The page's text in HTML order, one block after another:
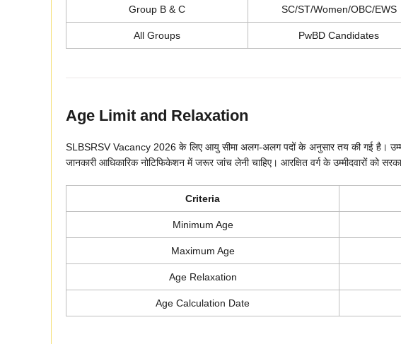
Group B & C SC/ST/Women/OBC/EWS
All Groups PwBD Candidates
Age Limit and Relaxation
SLBSRSV Vacancy 2026 के लिए आयु सीमा अलग-अलग पदों के अनुसार तय की गई है।
जानकारी आधिकारिक नोटिफिकेशन में जरूर जांच लेनी चाहिए। आरक्षित वर्ग के उम्मीदवारों को
Criteria
Minimum Age
Maximum Age
Age Relaxation
Age Calculation Date